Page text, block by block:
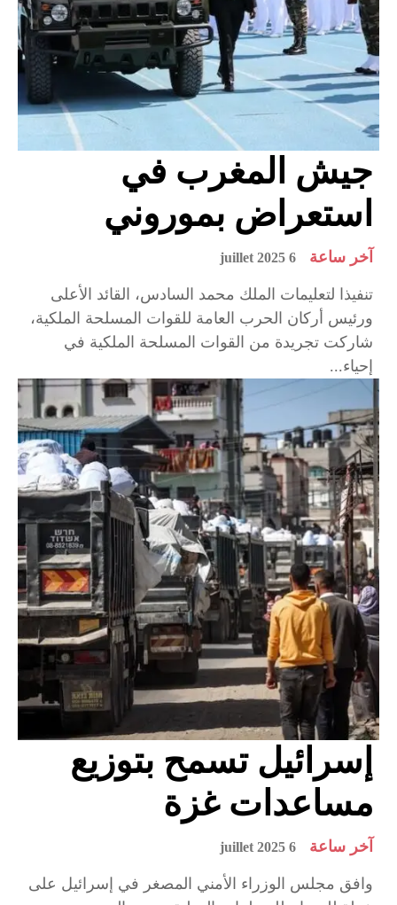
جيش المغرب في
استعراض بموروني
آخر ساعة 6 juillet 2025
تنفيذا لتعليمات الملك محمد السادس، القائد الأعلى
ورئيس أركان الحرب العامة للقوات المسلحة الملكية،
شاركت تجريدة من القوات المسلحة الملكية في
إحياء...
إسرائيل تسمح بتوزيع
مساعدات غزة
آخر ساعة 6 juillet 2025
وافق مجلس الوزراء الأمني المصغر في إسرائيل على